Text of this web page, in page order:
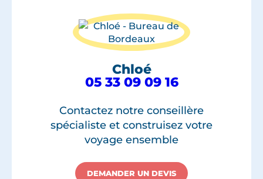
Chloé
05 33 09 09 16
Contactez notre conseillère
spécialiste et construisez votre
voyage ensemble
DEMANDER UN DEVIS